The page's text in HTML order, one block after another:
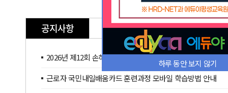
공지사항 FAQ Q&A
2026년 제12회 손해평가사 자격시험 관련 「농업재해보험·
근로자 국민내일배움카드 훈련과정 모바일 학습방법 안내
하루 동안 보지 않기